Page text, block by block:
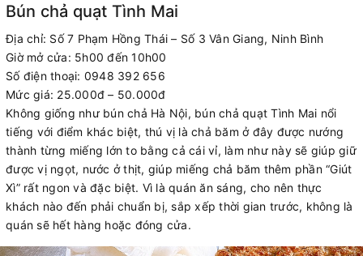
Bún chả quạt Tình Mai
Địa chỉ: Số 7 Phạm Hồng Thái – Số 3 Vân Giang, Ninh Bình
Giờ mở cửa: 5h00 đến 10h00
Số điện thoại: 0948 392 656
Mức giá: 25.000đ – 50.000đ
Không giống như bún chả Hà Nội, bún chả quạt Tình Mai nổi
tiếng với điểm khác biệt, thú vị là chả băm ở đây được nướng
thành từng miếng lớn to bằng cả cái vỉ, làm như này sẽ giúp giữ
được vị ngọt, nước ở thịt, giúp miếng chả băm thêm phần “Giút
Xì” rất ngon và đặc biệt. Vì là quán ăn sáng, cho nên thực
khách nào đến phải chuẩn bị, sắp xếp thời gian trước, không là
quán sẽ hết hàng hoặc đóng cửa.